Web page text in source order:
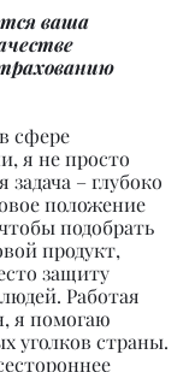
ваша
сфере
я не просто
– глубоко
положение
подобрать
продукт,
защиту
Работая
я помогаю
уголков страны.